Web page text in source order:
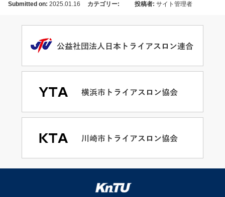
Submitted on: 2025.01.16 カテゴリー: 投稿者: サイト管理者